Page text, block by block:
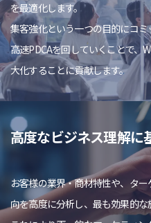
を最適化します。
集客強化という一つの目的にコ
高速PDCAを回していくことで、
大化することに貢献します。
高度なビジネス理解に
お客様の業界・商材特性や、タ
向を高度に分析し、最も効果的